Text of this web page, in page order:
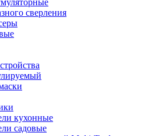
сверления
кухонные
садовые